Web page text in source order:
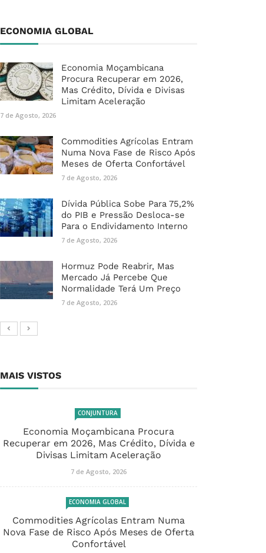
ECONOMIA GLOBAL
Economia Moçambicana
Procura Recuperar em 2026,
Mas Crédito, Dívida e Divisas
Limitam Aceleração
7 de Agosto, 2026
Commodities Agrícolas Entram
Numa Nova Fase de Risco Após
Meses de Oferta Confortável
7 de Agosto, 2026
Dívida Pública Sobe Para 75,2%
do PIB e Pressão Desloca-se
Para o Endividamento Interno
7 de Agosto, 2026
Hormuz Pode Reabrir, Mas
Mercado Já Percebe Que
Normalidade Terá Um Preço
7 de Agosto, 2026
MAIS VISTOS
CONJUNTURA
Economia Moçambicana Procura
Recuperar em 2026, Mas Crédito, Dívida e
Divisas Limitam Aceleração
7 de Agosto, 2026
ECONOMIA GLOBAL
Commodities Agrícolas Entram Numa
Nova Fase de Risco Após Meses de Oferta
Confortável